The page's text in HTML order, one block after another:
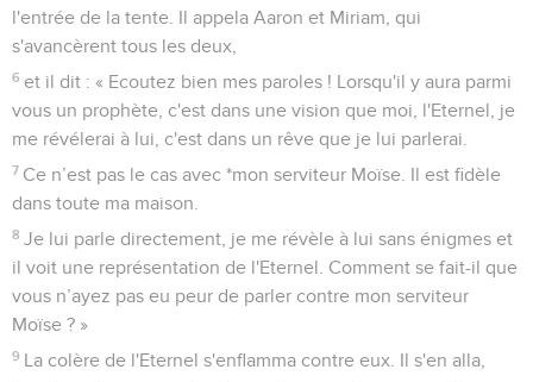
l'entrée de la tente. Il appela Aaron et Miriam, qui
s'avancèrent tous les deux,
6 et il dit : « Ecoutez bien mes paroles ! Lorsqu'il y aura parmi
vous un prophète, c'est dans une vision que moi, l'Eternel, je
me révélerai à lui, c'est dans un rêve que je lui parlerai.
7 Ce n’est pas le cas avec *mon serviteur Moïse. Il est fidèle
dans toute ma maison.
8 Je lui parle directement, je me révèle à lui sans énigmes et
il voit une représentation de l'Eternel. Comment se fait-il que
vous n’ayez pas eu peur de parler contre mon serviteur
Moïse ? »
9 La colère de l'Eternel s'enflamma contre eux. Il s'en alla,